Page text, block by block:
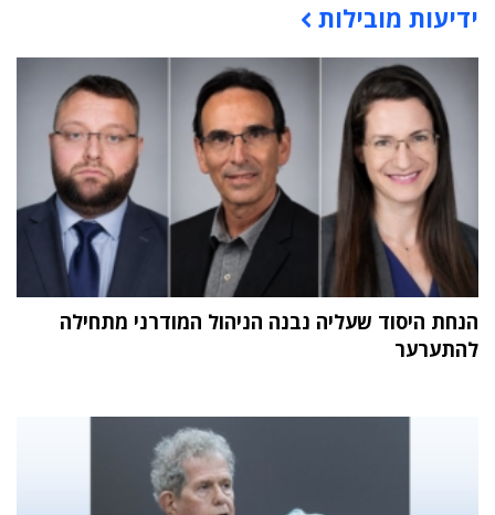
תוכן פרסומי
ידיעות מובילות
הנחת היסוד שעליה נבנה הניהול המודרני מתחילה
להתערער